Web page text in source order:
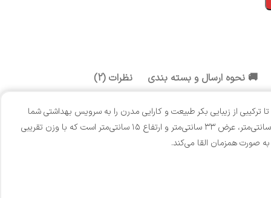
🚚 نحوه ارسال و بسته بندی نظرات (2)
از زیبایی بکر طبیعت و کارایی مدرن را به سرویس بهداشتی شما
هدیه دهد. این محصول با طراحی ارگانیک و خطوط طبیعی خود، یک نقطه کانونی جذاب در دکوراسیون ایجاد می‌کند. ابعاد متناسب این روشویی شامل طول ۴۶ سانتی‌متر، عرض ۳۳ سانتی‌متر و ارتفاع ۱۵ سانتی‌متر است که با وزن تقریبی